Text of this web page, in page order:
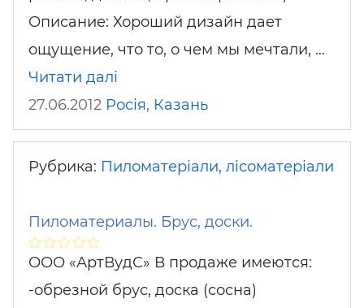
Описание: Хороший дизайн дает
ощущение, что то, о чем мы мечтали, …
Читати далі
27.06.2012 Росія, Казань
Рубрика: Пиломатеріали, лісоматеріали
Пиломатериалы. Брус, доски.
ООО «АртВудС» В продаже имеются:
-обрезной брус, доска (сосна)